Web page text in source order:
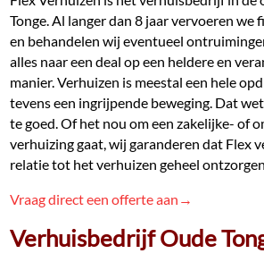
Tonge. Al langer dan 8 jaar vervoeren we
en behandelen wij eventueel
alles naar een deal op een heldere en
manier. Verhuizen is meestal een hele
tevens een ingrijpende beweging. Dat
te goed. Of het nou om een zakelijke- of
verhuizing gaat, wij garanderen dat Flex
relatie tot het verhuizen geheel ontzorgen.
Vraag direct een offerte aan→
Verhuisbedrijf Oude